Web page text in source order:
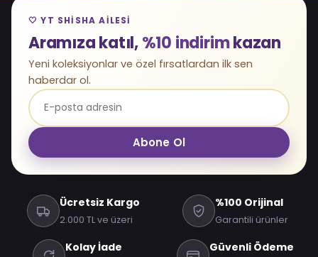
🤍 YT SHISHA AILESI
Aramıza katıl,%10 indirimkazan
Yeni koleksiyonlar ve özel fırsatlardan ilk sen
haberdar ol.
Abone Ol
Ücretsiz Kargo
2.000 TL ve üzeri
%100 Orijinal
Garantili ürünler
Kolay İade Güvenli Ödeme